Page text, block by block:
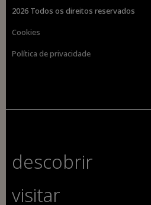
2026 Todos os direitos reservados
Cookies
Política de privacidade
descobrir
visitar